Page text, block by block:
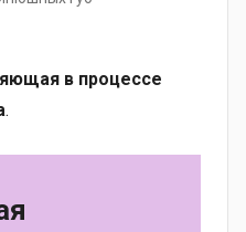
в процессе
.